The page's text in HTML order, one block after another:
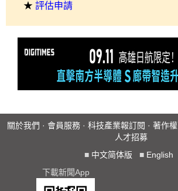
★ 評估申請
關於我們 · 會員服務 · 科技產業報訂閱 · 著作權
人才招募
■ 中文简体版 ■ English
下載新聞App